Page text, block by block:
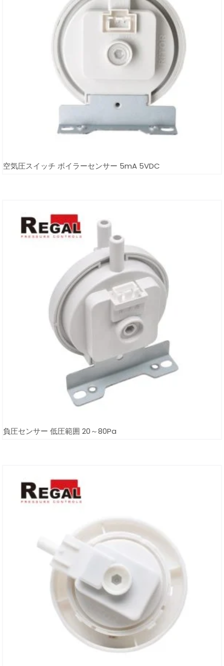
空気圧スイッチ ボイラーセンサー 5mA 5VDC
負圧センサー 低圧範囲 20～80Pa